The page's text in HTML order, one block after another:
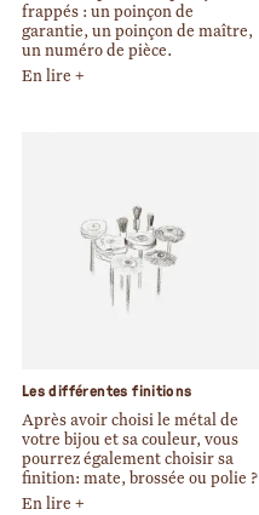
frappés : un poinçon de
garantie, un poinçon de maître,
un numéro de pièce.
En lire +
Les différentes finitions
Après avoir choisi le métal de
votre bijou et sa couleur, vous
pourrez également choisir sa
finition: mate, brossée ou polie ?
En lire +